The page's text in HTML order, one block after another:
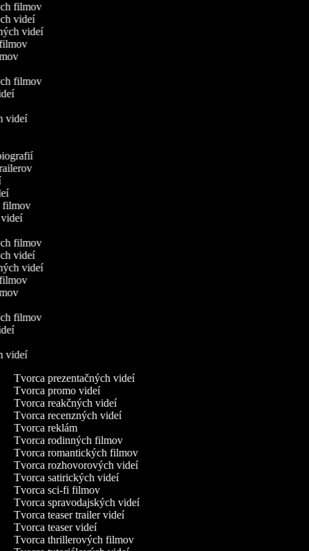
filmov
videí
videí
filmov
filmov
videí
filmov
videí
filmov
videí
videí
filmov
filmov
videí
Tvorca prezentačných videí
Tvorca promo videí
Tvorca reakčných videí
Tvorca recenzných videí
Tvorca reklám
Tvorca rodinných filmov
Tvorca romantických filmov
Tvorca rozhovorových videí
Tvorca satirických videí
Tvorca sci-fi filmov
Tvorca spravodajských videí
Tvorca teaser trailer videí
Tvorca teaser videí
Tvorca thrillerových filmov